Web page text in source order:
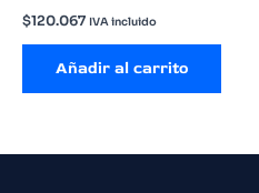
$120.067 IVA incluido
Añadir al carrito